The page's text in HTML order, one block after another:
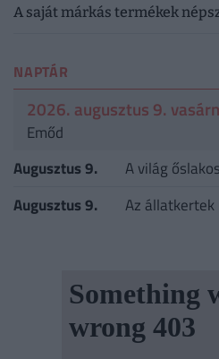
A saját márkás termékek
NAPTÁR
2026. augusztus 9.
Emőd
Augusztus 9.
A világ
Augusztus 9.
Az állatkertek